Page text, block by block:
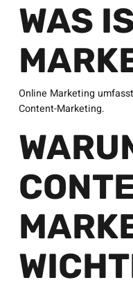
WAS
Online Marketing
Content-Marketing.